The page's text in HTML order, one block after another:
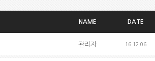
NAME DATE
관리자 16.12.06